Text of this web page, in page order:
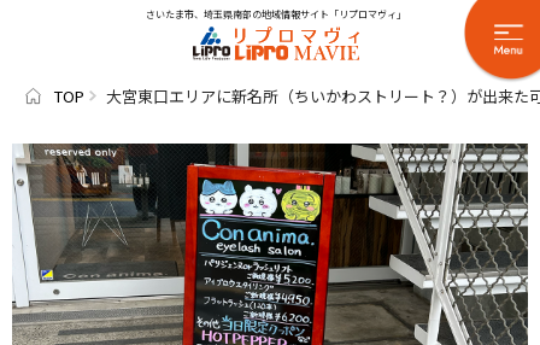
さいたま市、埼玉県南部の地域情報サイト「リプロマヴィ」
TOP 大宮東口エリアに新名所（ちいかわストリート？）が出来た